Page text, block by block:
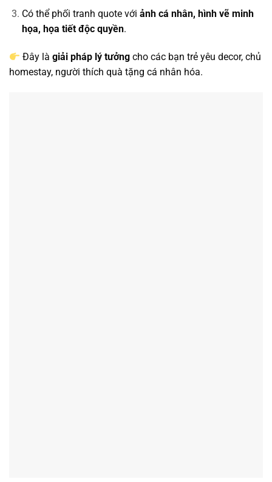
Có thể phối tranh quote với ảnh cá nhân, hình vẽ minh
họa, họa tiết độc quyền.
Đây làgiải pháp lý tưởng cho các bạn trẻ yêu decor, chủ
homestay, người thích quà tặng cá nhân hóa.